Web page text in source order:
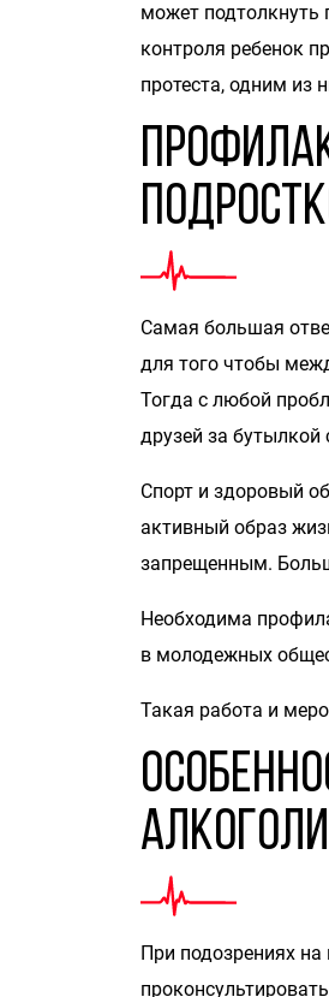
может подтолкнуть
контроля ребенок
протеста, одним из
Самая большая
для того чтобы
Тогда с любой
друзей за бутылкой
Спорт и здоровый
активный образ
запрещенным.
Необходима
в молодежных
Такая работа и
При подозрениях